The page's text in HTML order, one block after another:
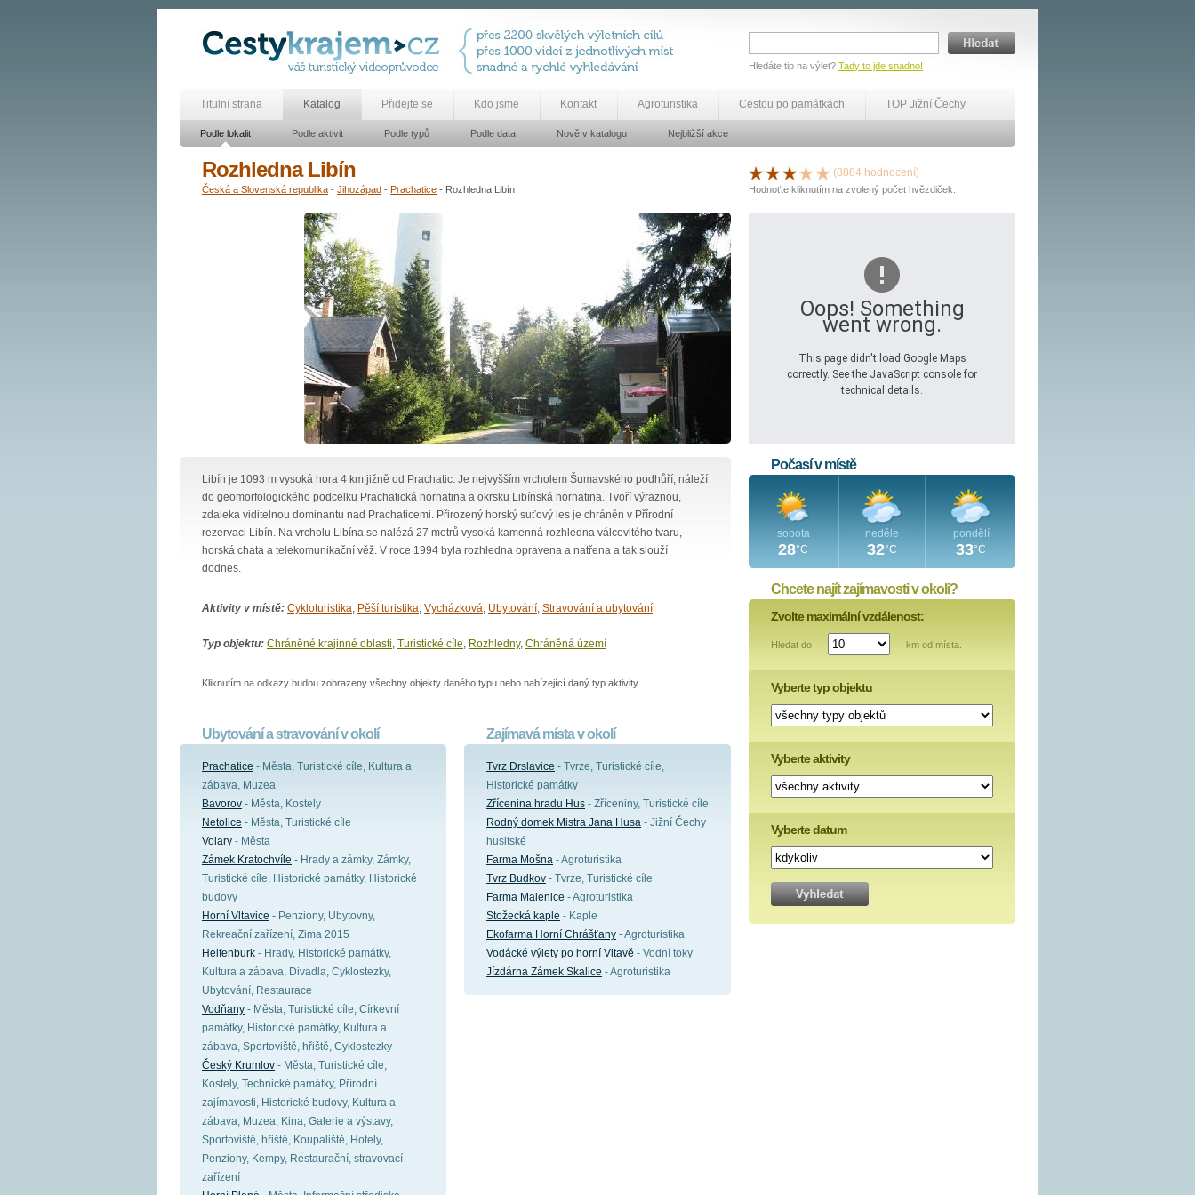
Hledáte tip na výlet? Tady to jde snadno!
Titulní strana Katalog Přidejte se Kdo jsme Kontakt Agroturistika Cestou po památkách TOP Jižní Čechy
Podle lokalit Podle aktivit Podle typů Podle data Nově v katalogu Nejbližší akce
Rozhledna Libín
Česká a Slovenská republika - Jihozápad - Prachatice - Rozhledna Libín
Libín je 1093 m vysoká hora 4 km jižně od Prachatic. Je nejvyšším vrcholem Šumavského podhůří, náleží
do geomorfologického podcelku Prachatická hornatina a okrsku Libínská hornatina. Tvoří výraznou,
zdaleka viditelnou dominantu nad Prachaticemi. Přirozený horský suťový les je chráněn v Přírodní
rezervaci Libín. Na vrcholu Libína se nalézá 27 metrů vysoká kamenná rozhledna válcovitého tvaru,
horská chata a telekomunikační věž. V roce 1994 byla rozhledna opravena a natřena a tak slouží
dodnes.
Aktivity v místě: Cykloturistika, Pěší turistika, Vycházková, Ubytování, Stravování a ubytování
Typ objektu: Chráněné krajinné oblasti, Turistické cíle, Rozhledny, Chráněná území
Kliknutím na odkazy budou zobrazeny všechny objekty daného typu nebo nabízející daný typ aktivity.
Ubytování a stravování v okolí
Prachatice - Města, Turistické cíle, Kultura a
zábava, Muzea
Bavorov - Města, Kostely
Netolice - Města, Turistické cíle
Volary - Města
Zámek Kratochvíle - Hrady a zámky, Zámky,
Turistické cíle, Historické památky, Historické
budovy
Horní Vltavice - Penziony, Ubytovny,
Rekreační zařízení, Zima 2015
Helfenburk - Hrady, Historické památky,
Kultura a zábava, Divadla, Cyklostezky,
Ubytování, Restaurace
Vodňany - Města, Turistické cíle, Církevní
památky, Historické památky, Kultura a
zábava, Sportoviště, hřiště, Cyklostezky
Český Krumlov - Města, Turistické cíle,
Kostely, Technické památky, Přírodní
zajímavosti, Historické budovy, Kultura a
zábava, Muzea, Kina, Galerie a výstavy,
Sportoviště, hřiště, Koupaliště, Hotely,
Penziony, Kempy, Restaurační, stravovací
zařízení
Zajímavá místa v okolí
Tvrz Drslavice - Tvrze, Turistické cíle,
Historické památky
Zřícenina hradu Hus - Zříceniny, Turistické cíle
Rodný domek Mistra Jana Husa - Jižní Čechy
husitské
Farma Mošna - Agroturistika
Tvrz Budkov - Tvrze, Turistické cíle
Farma Malenice - Agroturistika
Stožecká kaple - Kaple
Ekofarma Horní Chrášťany - Agroturistika
Vodácké výlety po horní Vltavě - Vodní toky
Jízdárna Zámek Skalice - Agroturistika
(8884 hodnocení)
Hodnoťte kliknutím na zvolený počet hvězdiček.
Oops! Something
went wrong.
This page didn't load Google Maps
correctly. See the JavaScript console for
technical details.
Počasí v místě
sobota
28°C
neděle
32°C
pondělí
33°C
Chcete najít zajímavosti v okoli?
Zvolte maximální vzdálenost:
Hledat do km od místa.
Vyberte typ objektu
Vyberte aktivity
Vyberte datum